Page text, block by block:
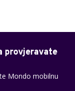
provjeravate
Mondo mobilnu